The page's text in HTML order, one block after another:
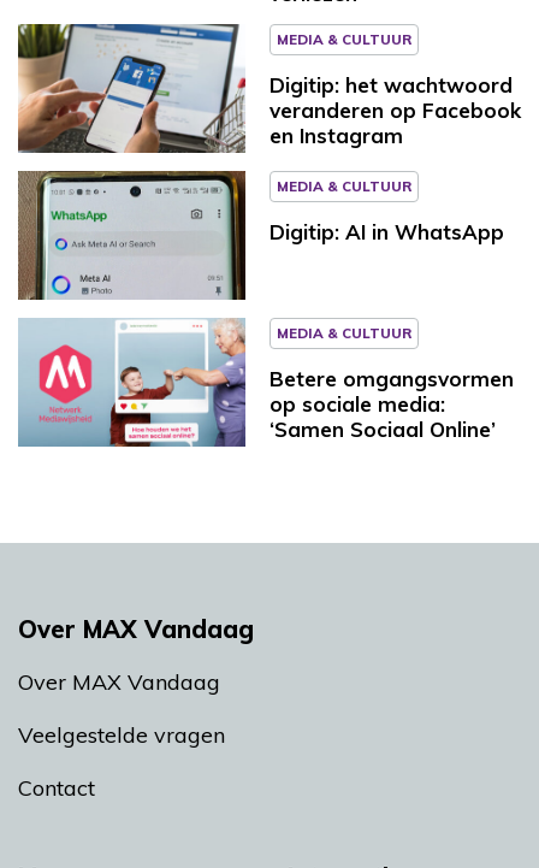
MEDIA & CULTUUR
Digitip: het wachtwoord
veranderen op Facebook
en Instagram
MEDIA & CULTUUR
Digitip: AI in WhatsApp
MEDIA & CULTUUR
Betere omgangsvormen
op sociale media:
‘Samen Sociaal Online’
Over MAX Vandaag
Over MAX Vandaag
Veelgestelde vragen
Contact